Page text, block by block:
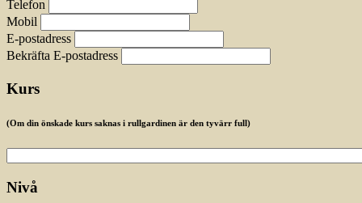
Telefon
Mobil
E-postadress
Bekräfta E-postadress
Kurs
(Om din önskade kurs saknas i rullgardinen är den tyvärr full)
Nivå